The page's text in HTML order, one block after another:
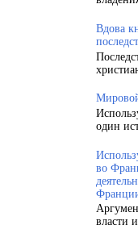
Вдова
один
во
власти